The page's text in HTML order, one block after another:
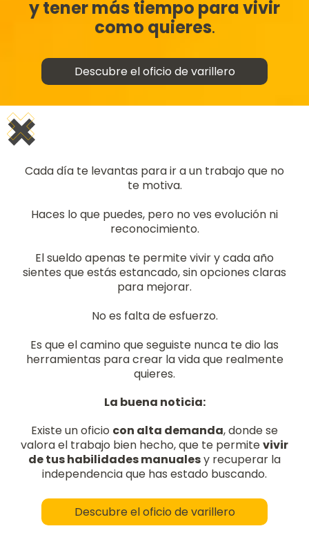
y tener más tiempo para vivir
como quieres.
Descubre el oficio de varillero
Cada día te levantas para ir a un trabajo que no
te motiva.
Haces lo que puedes, pero no ves evolución ni
reconocimiento.
El sueldo apenas te permite vivir y cada año
sientes que estás estancado, sin opciones claras
para mejorar.
No es falta de esfuerzo.
Es que el camino que seguiste nunca te dio las
herramientas para crear la vida que realmente
quieres.
La buena noticia:
Existe un oficio con alta demanda, donde se
valora el trabajo bien hecho, que te permitevivir
de tus habilidades manualesy recuperar la
independencia que has estado buscando.
Descubre el oficio de varillero